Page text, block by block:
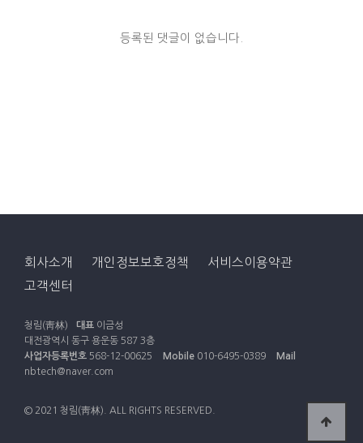
등록된 댓글이 없습니다.
회사소개 개인정보보호정책
서비스이용약관
고객센터
청림(靑林) 대표 이금성
대전광역시 동구 용운동 587 3층
사업자등록번호 568-12-00625 Mobile 010-6495-0389
Mail
nbtech@naver.com
© 2021 청림(靑林). ALL RIGHTS RESERVED.